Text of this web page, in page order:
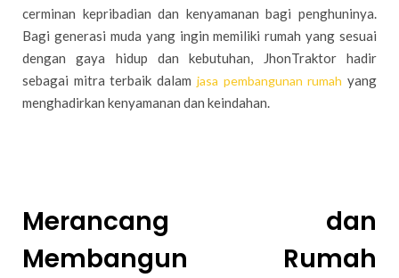
cerminan kepribadian dan kenyamanan bagi penghuninya.
Bagi generasi muda yang ingin memiliki rumah yang sesuai
dengan gaya hidup dan kebutuhan, JhonTraktor hadir
sebagai mitra terbaik dalam jasa pembangunan rumah yang
menghadirkan kenyamanan dan keindahan.
Merancang dan
Membangun Rumah